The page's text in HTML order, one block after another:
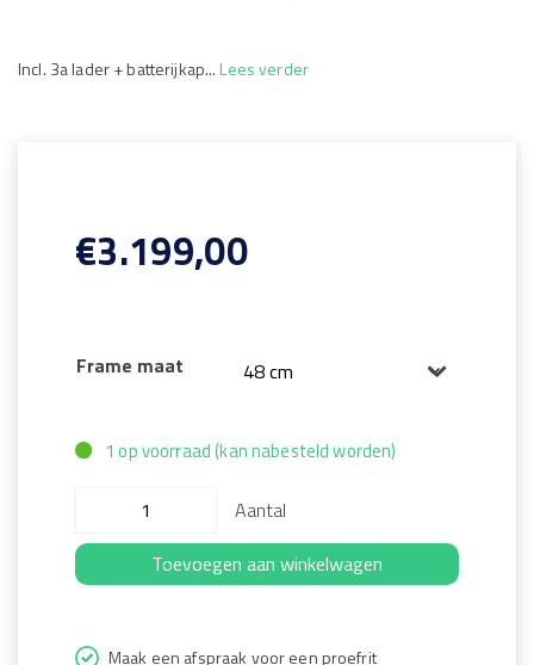
Incl. 3a lader + batterijkap...Lees verder
€3.199,00
Frame maat
1 op voorraad (kan nabesteld worden)
Aantal
Toevoegen aan winkelwagen
Maak een afspraak voor een proefrit